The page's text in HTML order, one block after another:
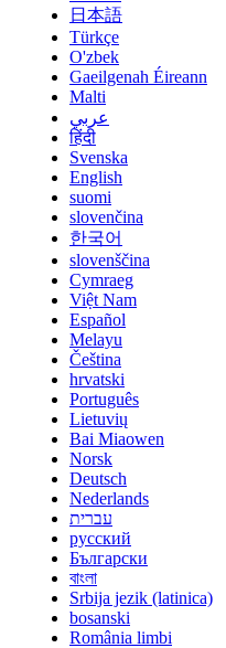
日本語
Türkçe
O'zbek
Gaeilgenah Éireann
Malti
عربي
हिंदी
Svenska
English
suomi
slovenčina
한국어
slovenščina
Cymraeg
Việt Nam
Español
Melayu
Čeština
hrvatski
Português
Lietuvių
Bai Miaowen
Norsk
Deutsch
Nederlands
עברית
русский
Български
বাংলা
Srbija jezik (latinica)
bosanski
România limbi